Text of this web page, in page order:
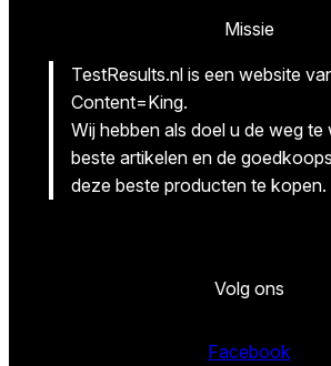
Missie
TestResults.nl is een website
Content=King.
Wij hebben als doel u de weg te
beste artikelen en de
deze beste producten te kopen.
Volg ons
Facebook